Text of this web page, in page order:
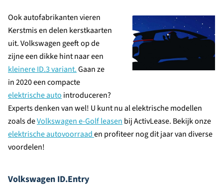
Ook autofabrikanten vieren
Kerstmis en delen kerstkaarten
uit. Volkswagen geeft op de
zijne een dikke hint naar een
kleinere ID.3 variant.Gaan ze
in 2020 een compacte
elektrische auto introduceren?
Experts denken van wel! U kunt nu al elektrische modellen
zoals deVolkswagen e-Golf leasen bij ActivLease. Bekijk onze
elektrische autovoorraaden profiteer nog dit jaar van diverse
voordelen!
Volkswagen ID.Entry